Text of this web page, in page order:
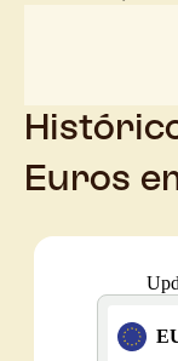
Euros